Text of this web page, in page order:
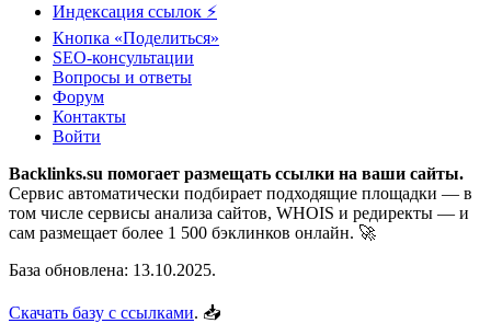
Индексация ссылок ⚡️
Кнопка «Поделиться»
SEO-консультации
Вопросы и ответы
Форум
Контакты
Войти
Backlinks.su помогает размещать ссылки на ваши сайты.
Сервис автоматически подбирает подходящие площадки — в
том числе сервисы анализа сайтов, WHOIS и редиректы — и
сам размещает более 1 500 бэклинков онлайн. 🚀
База обновлена: 13.10.2025.
Скачать базу с ссылками. 📥